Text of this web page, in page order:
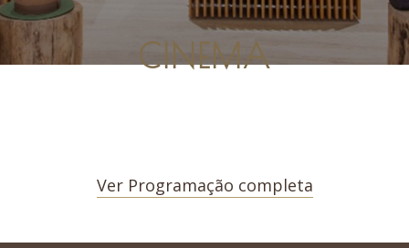
CINEMA
Ver Programação completa